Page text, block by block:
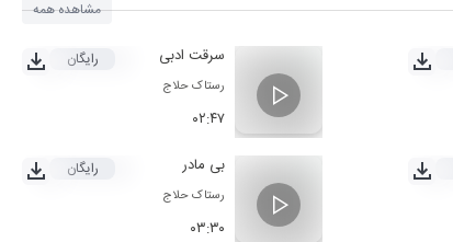
مشاهده همه
سرقت ادبی
رستاک حلاج
۰۲:۴۷
رایگان
بی مادر
رستاک حلاج
۰۳:۳۰
رایگان